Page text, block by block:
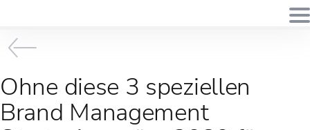
Ohne diese 3 speziellen
Brand Management